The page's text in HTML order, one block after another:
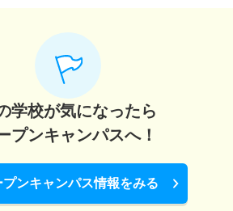
学校が気になったら
プンキャンパスへ！
プンキャンパス情報をみる